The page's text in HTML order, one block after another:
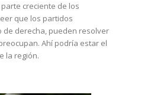
creciente de los
que los partidos
derecha, pueden resolver
Ahí podría estar el
la región.